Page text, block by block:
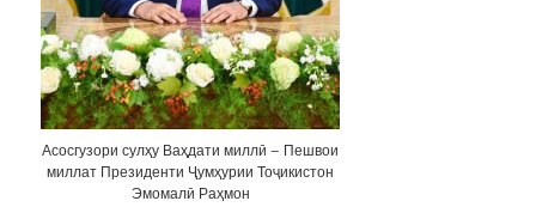
Асосгузори сулҳу Ваҳдати миллӣ – Пешвои
миллат Президенти Ҷумҳурии Тоҷикистон
Эмомалӣ Раҳмон